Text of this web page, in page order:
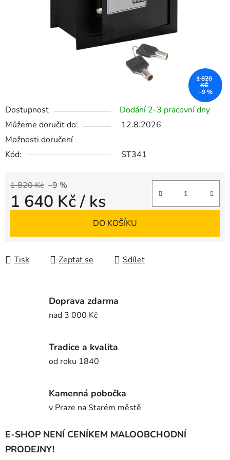
Dostupnost
Dodání 2-3 pracovní dny
Můžeme doručit do:
12.8.2026
Možnosti doručení
Kód:
ST341
1 820 Kč –9 %
1 640 Kč/ ks
DO KOŠÍKU
Tisk Zeptat se Sdílet
1 820
KČ
–9 %
Doprava zdarma
nad 3 000 Kč
Tradice a kvalita
od roku 1840
Kamenná pobočka
v Praze na Starém městě
E-SHOP NENÍ CENÍKEM MALOOBCHODNÍ
PRODEJNY!